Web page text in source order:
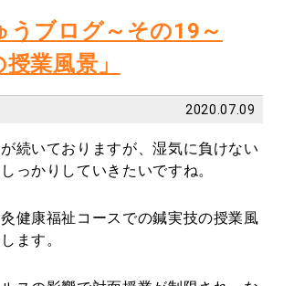
うブログ～その19～
授業風景」
2020.07.09
続いておりますが、湿気に負けない
っかりしていきたいですね。
健康福祉コースでの鍼実技の授業風
ます。